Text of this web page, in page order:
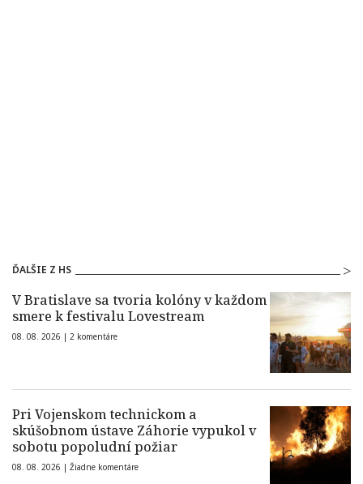
ĎALŠIE Z HS
V Bratislave sa tvoria kolóny v každom
smere k festivalu Lovestream
08. 08. 2026 | 2 komentáre
Pri Vojenskom technickom a
skúšobnom ústave Záhorie vypukol v
sobotu popoludní požiar
08. 08. 2026 | Žiadne komentáre